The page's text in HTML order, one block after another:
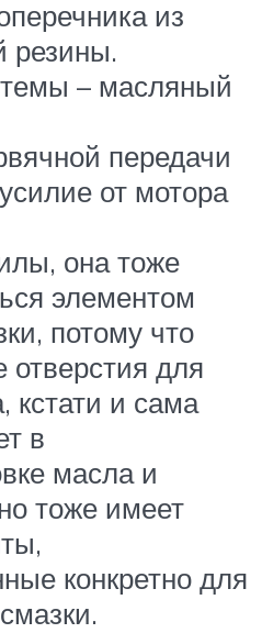
из
резины.
– масляный
передачи
от мотора
она тоже
элементом
потому что
для
кстати и сама
в
масла и
тоже имеет
конкретно для